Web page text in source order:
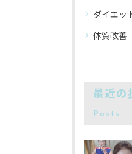
ダイエッ
体質改善
最近の
Posts